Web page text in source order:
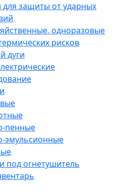
для защиты от ударных
одноразовые
рисков
дуги
пенные
эмульсионные
под огнетушитель